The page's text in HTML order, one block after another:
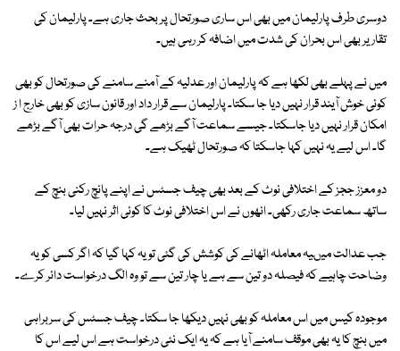
دوسری طرف پارلیمان میں بھی اس ساری صورتحال پر بحث جاری ہے۔ پارلیمان کی
تقاریر بھی اس بحران کی شدت میں اضافہ کر رہی ہیں۔
میں نے پہلے بھی لکھا ہے کہ پارلیمان اور عدلیہ کے آمنے سامنے کی صورتحال کو بھی
کوئی خوش آیند قرار نہیں دیا جا سکتا۔ پارلیمان سے قرار داد اور قانون سازی کو بھی خارج ا ز
امکان قرار نہیں دیا جاسکتا۔ جیسے سماعت آگے بڑھے گی درجہ حرات بھی آگے بڑھے
گا۔ اس لیے یہ نہیں کہا جاسکتا کہ صورتحال ٹھیک ہے۔
دو معزز ججز کے اختلافی نوٹ کے بعد بھی چیف جسٹس نے اپنے پانچ رکنی بنچ کے
ساتھ سماعت جاری رکھی۔ انھوں نے اس اختلافی نوٹ کا کوئی اثر نہیں لیا۔
جب عدالت میںیہ معاملہ اٹھانے کی کوشش کی گئی تو یہ کہا گیا کہ اگر کسی کو یہ
وضاحت چاہیے کہ فیصلہ دو تین سے ہے یا چار تین سے تو وہ الگ درخواست دائر کرے۔
موجودہ کیس میں اس معاملہ کو بھی نہیں دیکھا جا سکتا۔ چیف جسٹس کی سربراہی
میں بنچ کا یہ بھی موقف سامنے آیا ہے کہ یہ ایک نئی درخواست ہے اس لیے اس کا